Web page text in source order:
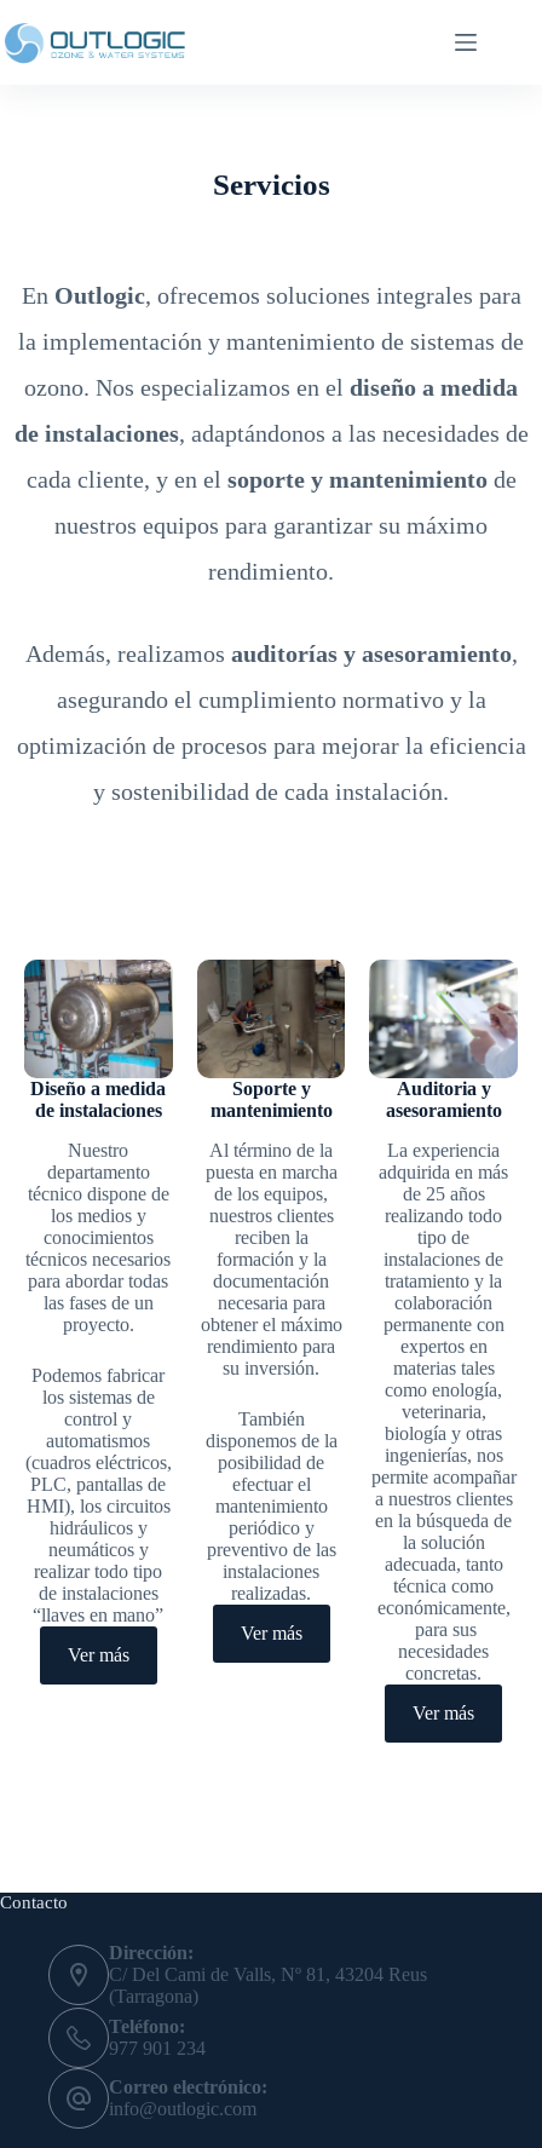
Servicios
En Outlogic, ofrecemos soluciones integrales para
la implementación y mantenimiento de sistemas de
ozono. Nos especializamos en el diseño a medida
de instalaciones, adaptándonos a las necesidades de
cada cliente, y en el soporte y mantenimientode
nuestros equipos para garantizar su máximo
rendimiento.
Además, realizamos auditorías y asesoramiento,
asegurando el cumplimiento normativo y la
optimización de procesos para mejorar la eficiencia
y sostenibilidad de cada instalación.
Diseño a medida
de instalaciones
Nuestro
departamento
técnico dispone de
los medios y
conocimientos
técnicos necesarios
para abordar todas
las fases de un
proyecto.
Podemos fabricar
los sistemas de
control y
automatismos
(cuadros eléctricos,
PLC, pantallas de
HMI), los circuitos
hidráulicos y
neumáticos y
realizar todo tipo
de instalaciones
“llaves en mano”
Ver más
Soporte y
mantenimiento
Al término de la
puesta en marcha
de los equipos,
nuestros clientes
reciben la
formación y la
documentación
necesaria para
obtener el máximo
rendimiento para
su inversión.
También
disponemos de la
posibilidad de
efectuar el
mantenimiento
periódico y
preventivo de las
instalaciones
realizadas.
Ver más
Auditoria y
asesoramiento
La experiencia
adquirida en más
de 25 años
realizando todo
tipo de
instalaciones de
tratamiento y la
colaboración
permanente con
expertos en
materias tales
como enología,
veterinaria,
biología y otras
ingenierías, nos
permite acompañar
a nuestros clientes
en la búsqueda de
la solución
adecuada, tanto
técnica como
económicamente,
para sus
necesidades
concretas.
Ver más
Contacto
Dirección:
C/ Del Cami de Valls, Nº 81, 43204 Reus
(Tarragona)
Teléfono:
977 901 234
Correo electrónico:
info@outlogic.com